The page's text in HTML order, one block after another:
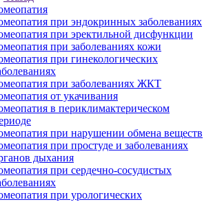
при эндокринных заболеваниях
при эректильной дисфункции
при заболеваниях кожи
при гинекологических
при заболеваниях ЖКТ
от укачивания
в периклимактерическом
при нарушении обмена веществ
при простуде и заболеваниях
дыхания
при сердечно-сосудистых
при урологических